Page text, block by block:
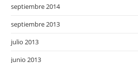
septiembre 2014
septiembre 2013
julio 2013
junio 2013